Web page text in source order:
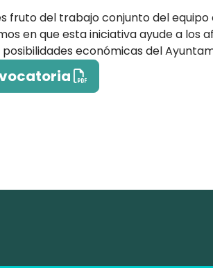
fruto del trabajo conjunto del
en que esta iniciativa ayude a los
económicas del